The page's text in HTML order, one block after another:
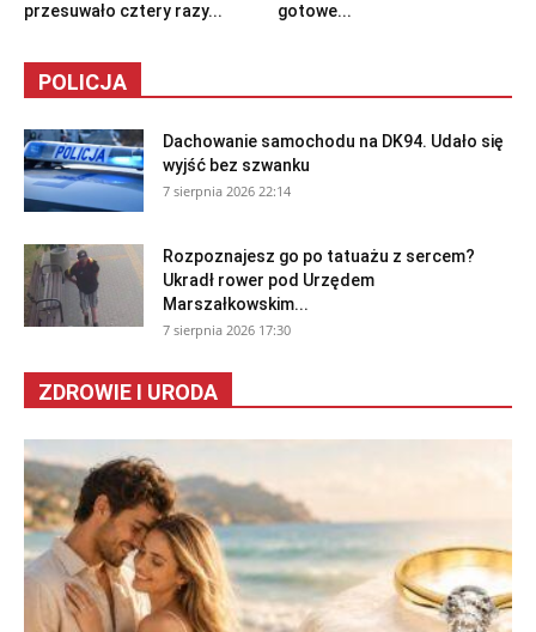
przesuwało cztery razy...
gotowe...
POLICJA
Dachowanie samochodu na DK94. Udało się
wyjść bez szwanku
7 sierpnia 2026 22:14
Rozpoznajesz go po tatuażu z sercem?
Ukradł rower pod Urzędem
Marszałkowskim...
7 sierpnia 2026 17:30
ZDROWIE I URODA